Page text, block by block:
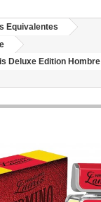
Equivalentes
Deluxe Edition Hombre